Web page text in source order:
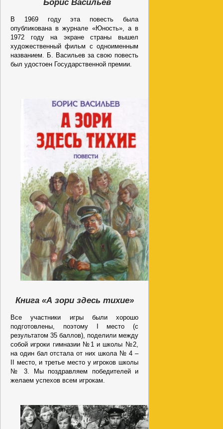
Борис Васильев
В 1969 году эта повесть была
опубликована в журнале «Юность», а в
1972 году на экране страны вышел
художественный фильм с одноименным
названием. Б. Васильев за свою повесть
был удостоен Государственной премии.
Книга «А зори здесь тихие»
Все участники игры были хорошо
подготовлены, поэтому I место (с
результатом 35 баллов), поделили между
собой игроки гимназии №1 и школы №2,
на один бал отстала от них школа № 4 –
II место, и третье место у игроков школы
№ 3. Мы поздравляем победителей и
желаем успехов всем игрокам.